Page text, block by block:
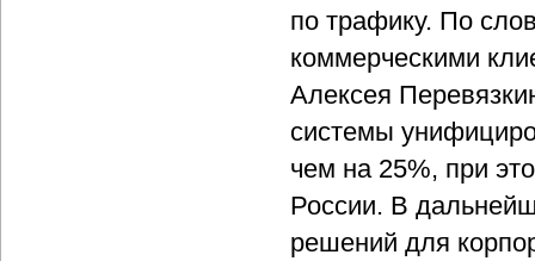
по трафику. По
коммерческими
Алексея
системы
чем на 25%, при
России. В
решений для